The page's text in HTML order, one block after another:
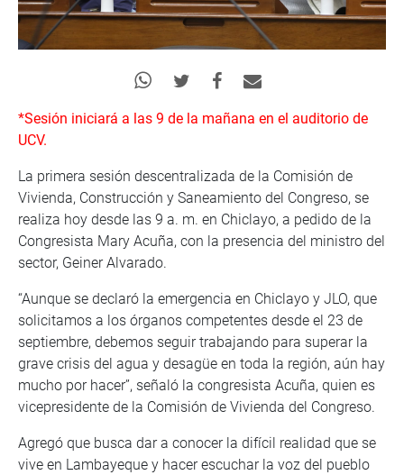
*Sesión iniciará a las 9 de la mañana en el auditorio de
UCV.
La primera sesión descentralizada de la Comisión de
Vivienda, Construcción y Saneamiento del Congreso, se
realiza hoy desde las 9 a. m. en Chiclayo, a pedido de la
Congresista Mary Acuña, con la presencia del ministro del
sector, Geiner Alvarado.
“Aunque se declaró la emergencia en Chiclayo y JLO, que
solicitamos a los órganos competentes desde el 23 de
septiembre, debemos seguir trabajando para superar la
grave crisis del agua y desagüe en toda la región, aún hay
mucho por hacer”, señaló la congresista Acuña, quien es
vicepresidente de la Comisión de Vivienda del Congreso.
Agregó que busca dar a conocer la difícil realidad que se
vive en Lambayeque y hacer escuchar la voz del pueblo